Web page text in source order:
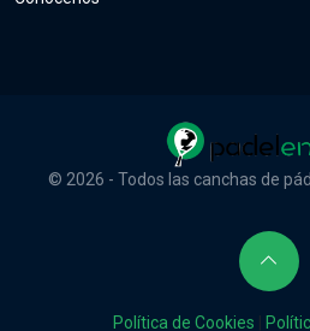
© 2026 - Todos las canchas de
Política de Cookies